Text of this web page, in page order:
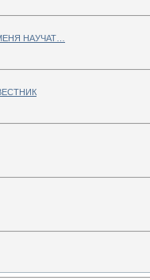
НАУЧАТ…